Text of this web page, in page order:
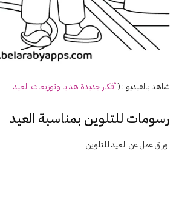
شاهد بالفيديو : (أفكار جديدة هدايا وتوزيعات العيد
رسومات للتلوين بمناسبة العيد
اوراق عمل عن العيد للتلوين